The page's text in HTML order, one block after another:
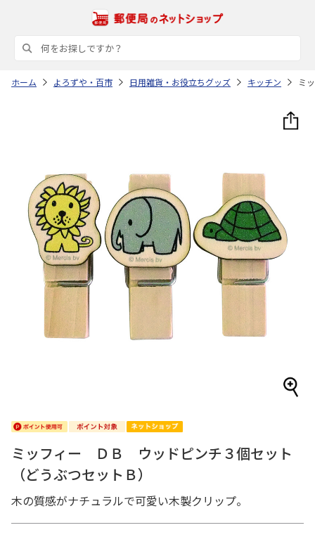
ホーム よろずや・百市 日用雑貨・お役立ちグッズ キッチン ミ
ミッフィー ＤＢ ウッドピンチ３個セット
（どうぶつセットＢ）
木の質感がナチュラルで可愛い木製クリップ。